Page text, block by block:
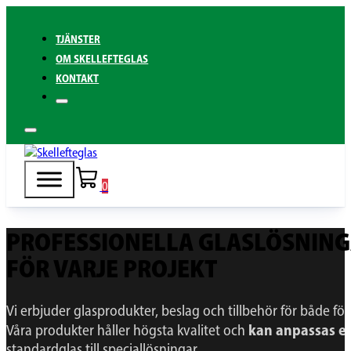
TJÄNSTER
OM SKELLEFTEGLAS
KONTAKT
0
PROFESSIONELLA
FÖR VARJE PROJEKT
Vi erbjuder glasprodukter, beslag och tillbehör för både
Våra produkter håller högsta kvalitet och kan anpassas